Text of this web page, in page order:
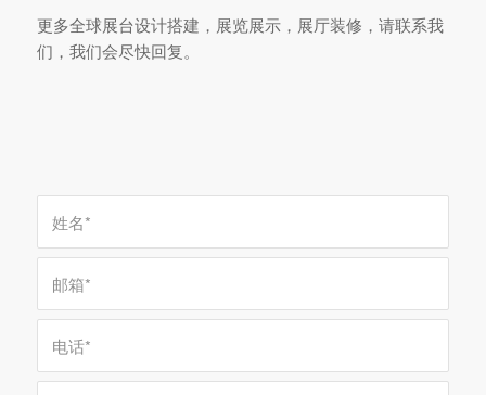
更多全球展台设计搭建，展览展示，展厅装修，请联系我
们，我们会尽快回复。